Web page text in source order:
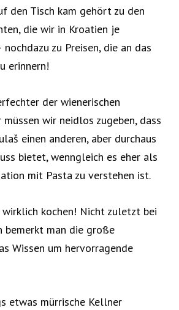
den Tisch kam gehört zu den
die wir in Kroatien je
zu Preisen, die an das
erinnern!
der wienerischen
wir neidlos zugeben, dass
einen anderen, aber durchaus
bietet, wenngleich es eher als
mit Pasta zu verstehen ist.
wirklich kochen! Nicht zuletzt bei
bemerkt man die große
Wissen um hervorragende
etwas mürrische Kellner